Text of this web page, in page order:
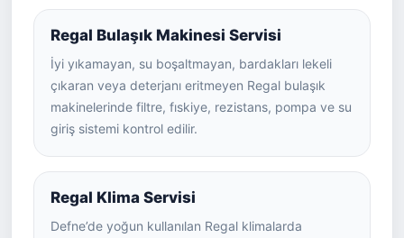
Regal Bulaşık Makinesi Servisi
İyi yıkamayan, su boşaltmayan, bardakları lekeli
çıkaran veya deterjanı eritmeyen Regal bulaşık
makinelerinde filtre, fıskiye, rezistans, pompa ve su
giriş sistemi kontrol edilir.
Regal Klima Servisi
Defne’de yoğun kullanılan Regal klimalarda